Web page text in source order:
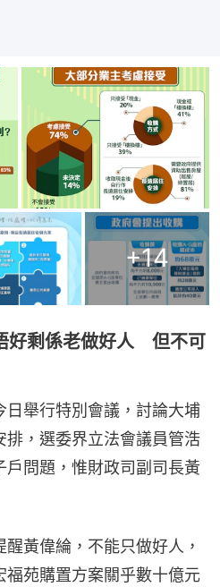
+14
好剩係老做好人 但不可
日舉行特別會議，討論大埔
排，選委界立法會議員管浩
問題，惟財政司副司長黃
黃偉綸，不能只做好人，
苑購置方案關乎數十億元